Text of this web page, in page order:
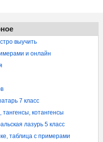
выучить
и онлайн
7 класс
котангенсы
лазурь 5 класс
таблица с примерами